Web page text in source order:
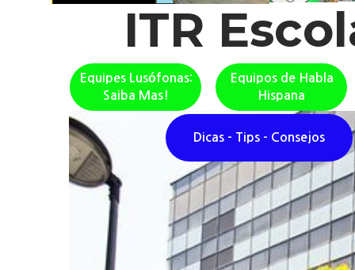
ITR
Equipes Lusófonas:
Saiba Mas!
Equipos de Habla
Hispana
Dicas - Tips - Consejos